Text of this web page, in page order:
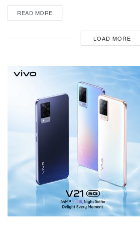
READ MORE
LOAD MORE